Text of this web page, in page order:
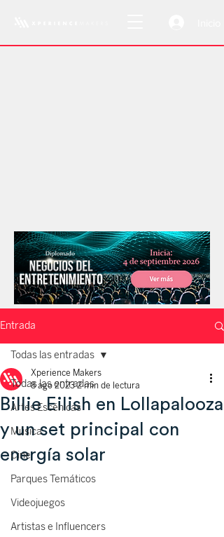
Entrada
Todas las entradas
Artes Escénicas
Música
Cine
Parques Temáticos
Videojuegos
Artistas e Influencers
Todas las entradas
Billie Eilish en Lollapalooza
y un set principal con
energía solar
Xperience Makers
8 ago 2023 2 min de lectura